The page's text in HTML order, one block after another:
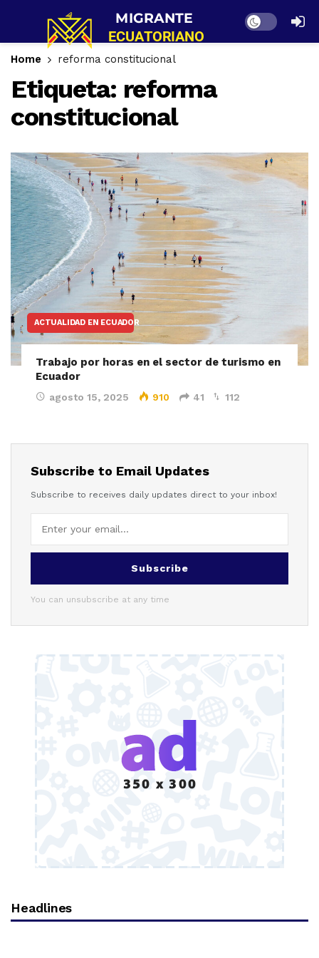
Dark mode
Home reforma constitucional
Etiqueta: reforma
constitucional
ACTUALIDAD EN ECUADOR
Trabajo por horas en el sector de turismo en
Ecuador
agosto 15, 2025 910 41 112
Subscribe to Email Updates
Subscribe to receives daily updates direct to your inbox!
Subscribe
You can unsubscribe at any time
Headlines